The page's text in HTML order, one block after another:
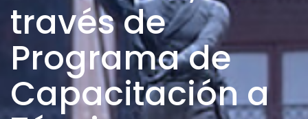
través de
Programa de
Capacitación a